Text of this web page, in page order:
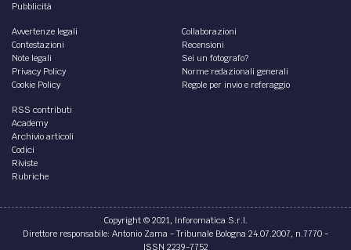
Pubblicità
Avvertenze legali
Contestazioni
Note legali
Privacy Policy
Cookie Policy
Collaborazioni
Recensioni
Sei un fotografo?
Norme redazionali generali
Regole per invio e referaggio
RSS contributi
Academy
Archivio articoli
Codici
Riviste
Rubriche
Copyright © 2021, Inforomatica S.r.l.
Direttore responsabile: Antonio Zama - Tribunale Bologna 24.07.2007, n.7770 -
ISSN 2239-7752